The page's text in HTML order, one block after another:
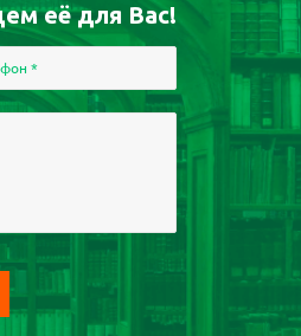
её для Вас!
*